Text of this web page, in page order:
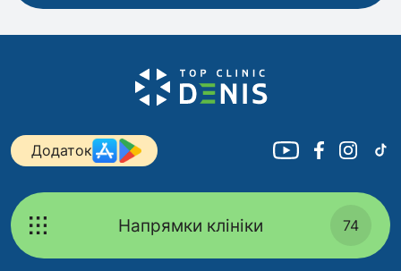
Додаток
Напрямки клініки 74